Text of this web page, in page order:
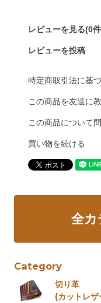
レビューを見る(0
レビューを投稿
特定商取引法に基
この商品を友達に
この商品について
買い物を続ける
全カ
Category
切り革
(カットレザ